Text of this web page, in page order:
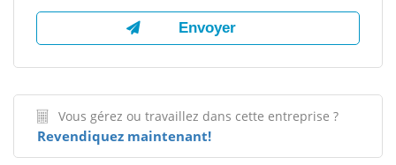
Vous gérez ou travaillez dans cette entreprise ?
Revendiquez maintenant!